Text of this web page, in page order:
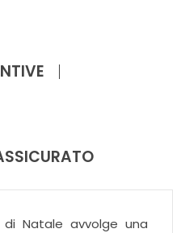
Natale avvolge una